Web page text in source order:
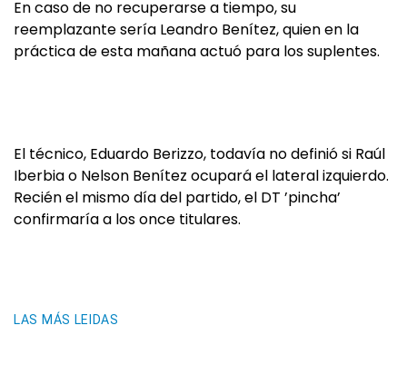
En caso de no recuperarse a tiempo, su
reemplazante sería Leandro Benítez, quien en la
práctica de esta mañana actuó para los suplentes.
El técnico, Eduardo Berizzo, todavía no definió si Raúl
Iberbia o Nelson Benítez ocupará el lateral izquierdo.
Recién el mismo día del partido, el DT ’pincha’
confirmaría a los once titulares.
LAS MÁS LEIDAS